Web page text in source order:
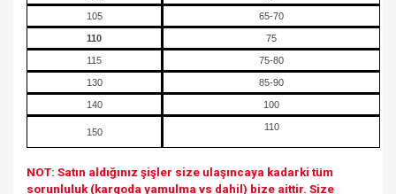
105 65-70
110 75
115 75-80
130 85-90
140 100
150 110
NOT: Satın aldığınız şişler size ulaşıncaya kadarki tüm
sorunluluk (kargoda yamulma vs dahil) bize aittir. Size